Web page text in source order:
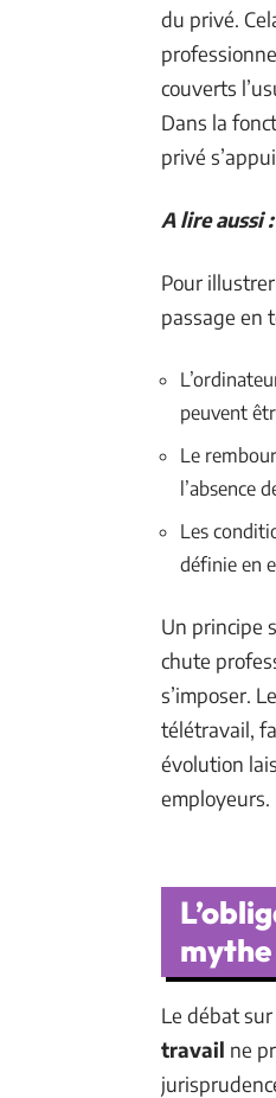
du privé.
couverts
Dans la
privé
A lire aussi :
Pour
passage en
peuvent
Le
l’absence
Les
définie en
Un principe
chute
s’imposer.
télétravail,
évolution
employeurs.
mythe
Le débat sur
travail ne